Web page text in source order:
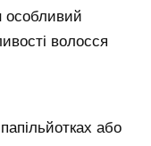
особливий
волосся
або